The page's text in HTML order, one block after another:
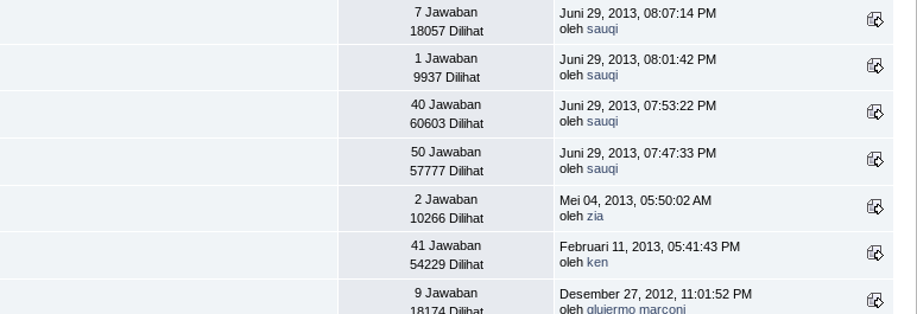
7 Jawaban
18057 Dilihat
Juni 29, 2013, 08:07:14 PM
oleh sauqi
1 Jawaban
9937 Dilihat
Juni 29, 2013, 08:01:42 PM
oleh sauqi
40 Jawaban
60603 Dilihat
Juni 29, 2013, 07:53:22 PM
oleh sauqi
50 Jawaban
57777 Dilihat
Juni 29, 2013, 07:47:33 PM
oleh sauqi
2 Jawaban
10266 Dilihat
Mei 04, 2013, 05:50:02 AM
oleh zia
41 Jawaban
54229 Dilihat
Februari 11, 2013, 05:41:43 PM
oleh ken
9 Jawaban
18174 Dilihat
Desember 27, 2012, 11:01:52 PM
oleh gluiermo marconi